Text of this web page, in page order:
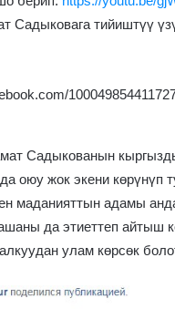
Садыковага тийиштүү
Садыкованын
оюу жок экени көрүнүп
маданияттын адамы
да этиеттеп айтыш
улам көрсөк